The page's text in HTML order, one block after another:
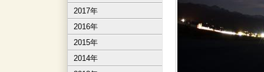
2017年
2016年
2015年
2014年